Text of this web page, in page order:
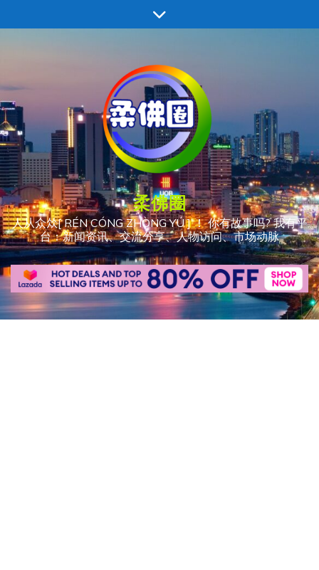
至
柔佛圈
人从众𠈌[ RÉN CÓNG ZHÒNG YÚ ] ！ 你有故事吗? 我有平
台：新闻资讯、交流分享、人物访问、市场动脉